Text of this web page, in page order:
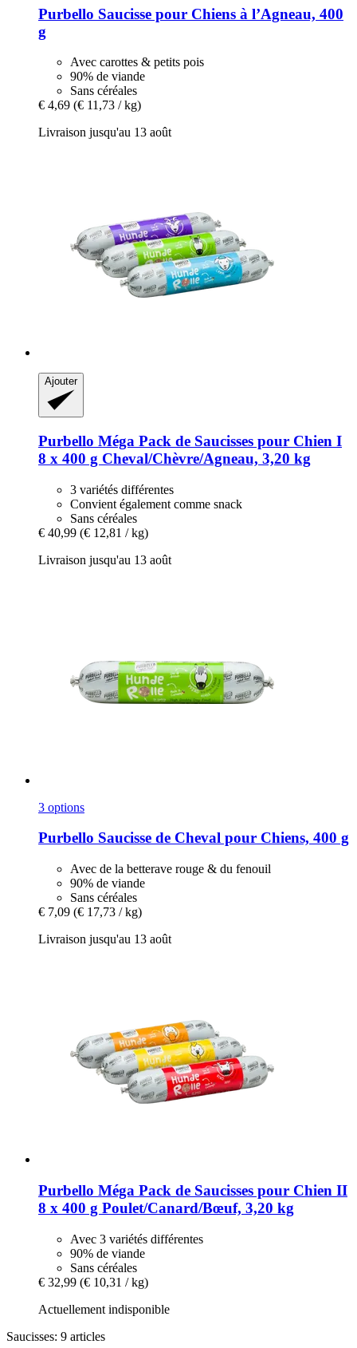
Purbello Saucisse pour Chiens à l’Agneau, 400
g
Avec carottes & petits pois
90% de viande
Sans céréales
€ 4,69 (€ 11,73 / kg)
Livraison jusqu'au 13 août
Ajouter
Purbello Méga Pack de Saucisses pour Chien I
8 x 400 g Cheval/Chèvre/Agneau, 3,20 kg
3 variétés différentes
Convient également comme snack
Sans céréales
€ 40,99 (€ 12,81 / kg)
Livraison jusqu'au 13 août
3 options
Purbello Saucisse de Cheval pour Chiens, 400 g
Avec de la betterave rouge & du fenouil
90% de viande
Sans céréales
€ 7,09 (€ 17,73 / kg)
Livraison jusqu'au 13 août
Purbello Méga Pack de Saucisses pour Chien II
8 x 400 g Poulet/Canard/Bœuf, 3,20 kg
Avec 3 variétés différentes
90% de viande
Sans céréales
€ 32,99 (€ 10,31 / kg)
Actuellement indisponible
Saucisses: 9 articles